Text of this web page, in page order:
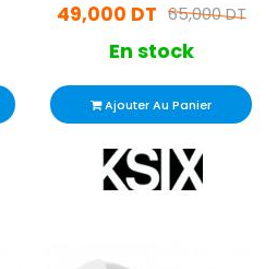
65,000 DT
49,000 DT
En stock
Ajouter Au Panier